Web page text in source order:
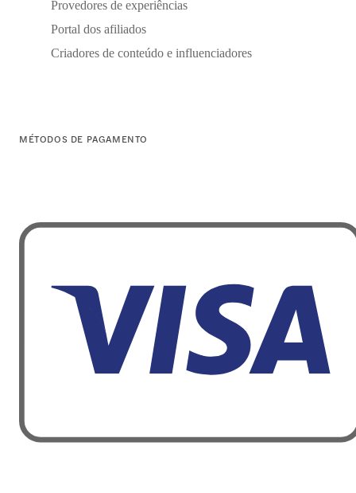
Provedores de experiências
Portal dos afiliados
Criadores de conteúdo e influenciadores
MÉTODOS DE PAGAMENTO